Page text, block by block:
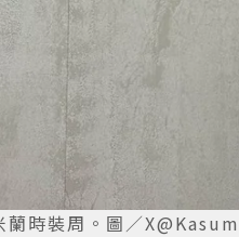
蘭時裝周。圖／